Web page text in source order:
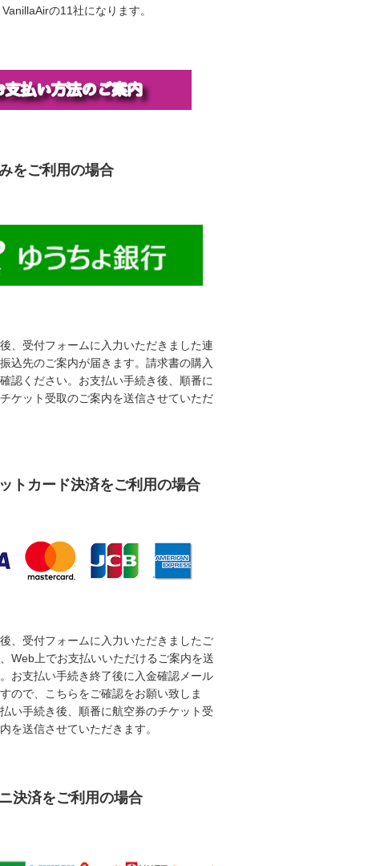
の11社になります。
をご利用の場合
、受付フォームに入力いただきました連
込先のご案内が届きます。請求書の購入
認ください。お支払い手続き後、順番に
ケット受取のご案内を送信させていただ
トカード決済をご利用の場合
、受付フォームに入力いただきましたご
Web上でお支払いいただけるご案内を送
お支払い手続き終了後に入金確認メール
ので、こちらをご確認をお願い致しま
い手続き後、順番に航空券のチケット受
を送信させていただきます。
決済をご利用の場合